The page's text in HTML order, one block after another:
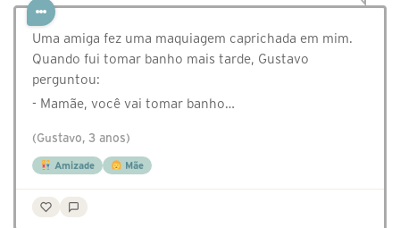
Uma amiga fez uma maquiagem caprichada em mim.
Quando fui tomar banho mais tarde, Gustavo
perguntou:
- Mamãe, você vai tomar banho…
(Gustavo, 3 anos)
Amizade Mãe